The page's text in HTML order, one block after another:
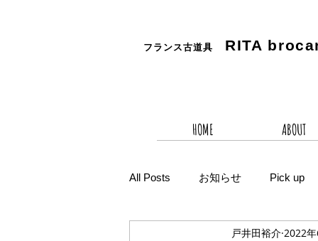
フランス古道具 RITA
HOME ABOUT
All Posts お知らせ Pick up
戸井田裕介 2022